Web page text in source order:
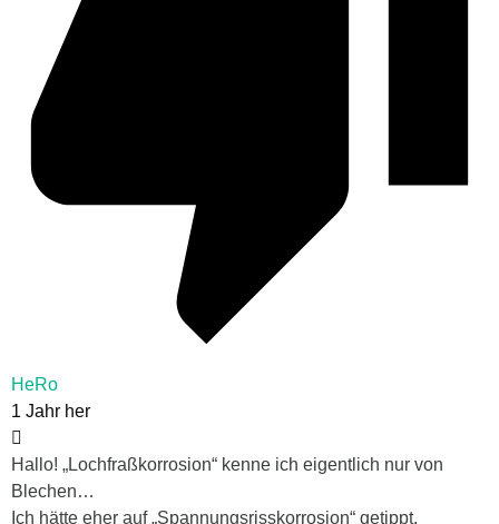
HeRo
1 Jahr her
Hallo! „Lochfraßkorrosion“ kenne ich eigentlich nur von
Blechen…
Ich hätte eher auf „Spannungsrisskorrosion“ getippt.